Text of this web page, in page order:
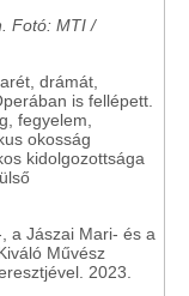
Fotó: MTI /
drámát,
is fellépett.
fegyelem,
okosság
kidolgozottsága
a Jászai Mari- és a
Művész
2023.